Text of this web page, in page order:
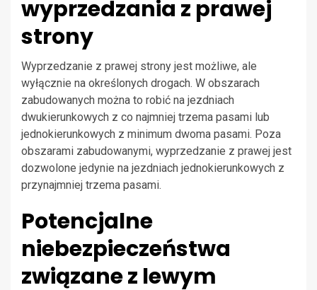
wyprzedzania z prawej
strony
Wyprzedzanie z prawej strony jest możliwe, ale
wyłącznie na określonych drogach. W obszarach
zabudowanych można to robić na jezdniach
dwukierunkowych z co najmniej trzema pasami lub
jednokierunkowych z minimum dwoma pasami. Poza
obszarami zabudowanymi, wyprzedzanie z prawej jest
dozwolone jedynie na jezdniach jednokierunkowych z
przynajmniej trzema pasami.
Potencjalne
niebezpieczeństwa
związane z lewym